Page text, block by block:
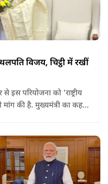
विजय, चिट्ठी में रखीं
की है. मुख्यमंत्री का कहना
सकता है.